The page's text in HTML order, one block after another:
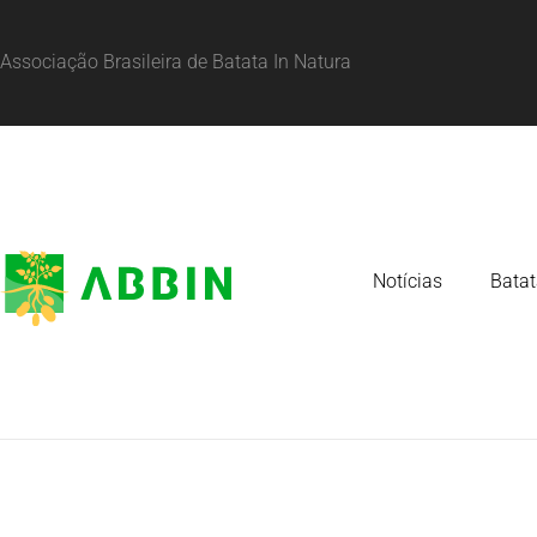
Associação Brasileira de Batata In Natura
Notícias